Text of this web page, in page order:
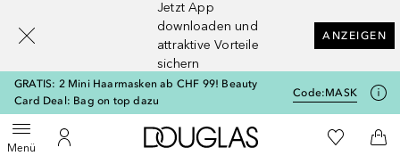
Jetzt App
downloaden und
attraktive Vorteile
sichern
ANZEIGEN
GRATIS: 2 Mini Haarmasken ab CHF 99! Beauty
Card Deal: Bag on top dazu
Code:MASK
MenüMenü öffnenZu Meinem Kundenkonto
Zur Douglas Startseite
Zu Meiner
[navigation.slideout.screenreader]